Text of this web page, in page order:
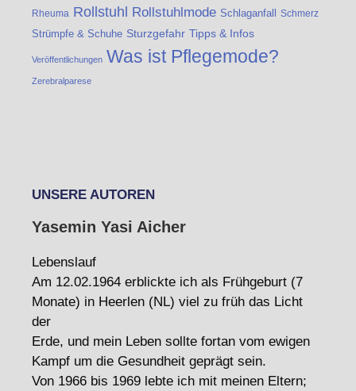
Rheuma Rollstuhl Rollstuhlmode Schlaganfall Schmerz
Strümpfe & Schuhe Sturzgefahr Tipps & Infos
Veröffentlichungen Was ist Pflegemode?
Zerebralparese
UNSERE AUTOREN
Yasemin Yasi Aicher
Lebenslauf
Am 12.02.1964 erblickte ich als Frühgeburt (7
Monate) in Heerlen (NL) viel zu früh das Licht
der
Erde, und mein Leben sollte fortan vom ewigen
Kampf um die Gesundheit geprägt sein.
Von 1966 bis 1969 lebte ich mit meinen Eltern;